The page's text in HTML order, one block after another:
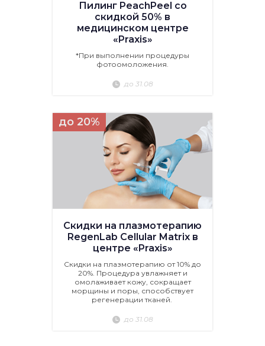
Пилинг PeachPeel со
скидкой 50% в
медицинском центре
«Praxis»
*При выполнении процедуры
фотоомоложения.
до 31.08
до 20%
Скидки на плазмотерапию
RegenLab Cellular Matrix в
центре «Praxis»
Скидки на плазмотерапию от 10% до
20%. Процедура увлажняет и
омолаживает кожу, сокращает
морщины и поры, способствует
регенерации тканей.
до 31.08